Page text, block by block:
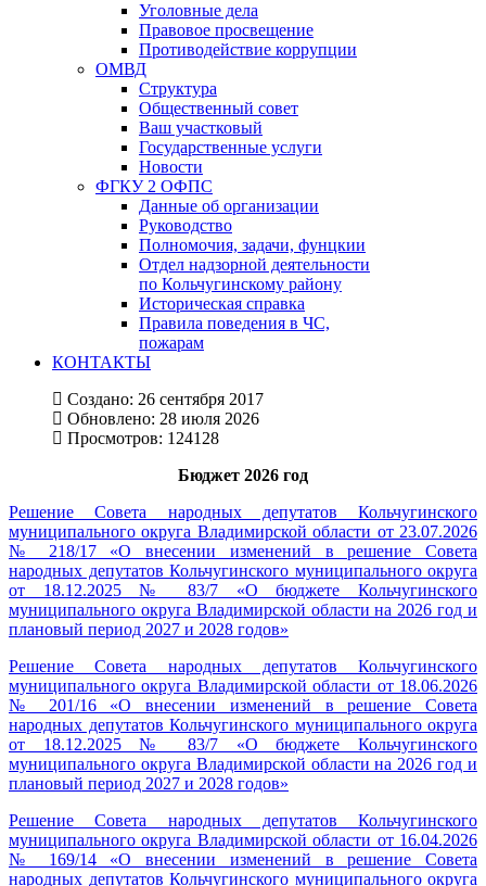
Уголовные дела
Правовое просвещение
Противодействие коррупции
ОМВД
Структура
Общественный совет
Ваш участковый
Государственные услуги
Новости
ФГКУ 2 ОФПС
Данные об организации
Руководство
Полномочия, задачи, фунцкии
Отдел надзорной деятельности
по Кольчугинскому району
Историческая справка
Правила поведения в ЧС,
пожарам
КОНТАКТЫ
Создано: 26 сентября 2017
Обновлено: 28 июля 2026
Просмотров: 124128
Бюджет 2026 год
Решение Совета народных депутатов Кольчугинского
муниципального округа Владимирской области от 23.07.2026
№ 218/17 «О внесении изменений в решение Совета
народных депутатов Кольчугинского муниципального округа
от 18.12.2025 № 83/7 «О бюджете Кольчугинского
муниципального округа Владимирской области на 2026 год и
плановый период 2027 и 2028 годов»
Решение Совета народных депутатов Кольчугинского
муниципального округа Владимирской области от 18.06.2026
№ 201/16 «О внесении изменений в решение Совета
народных депутатов Кольчугинского муниципального округа
от 18.12.2025 № 83/7 «О бюджете Кольчугинского
муниципального округа Владимирской области на 2026 год и
плановый период 2027 и 2028 годов»
Решение Совета народных депутатов Кольчугинского
муниципального округа Владимирской области от 16.04.2026
№ 169/14 «О внесении изменений в решение Совета
народных депутатов Кольчугинского муниципального округа